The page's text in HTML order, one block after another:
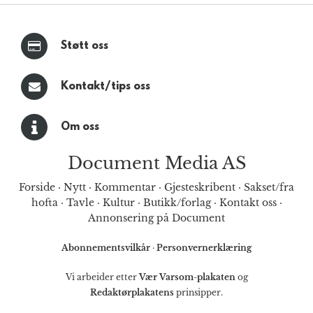
Støtt oss
Kontakt/tips oss
Om oss
Document Media AS
Forside · Nytt · Kommentar · Gjesteskribent · Sakset/fra
hofta· Tavle· Kultur· Butikk/forlag· Kontakt oss·
Annonsering på Document
Abonnementsvilkår · Personvernerklæring
Vi arbeider etterVær Varsom-plakatenog
Redaktørplakatens prinsipper.